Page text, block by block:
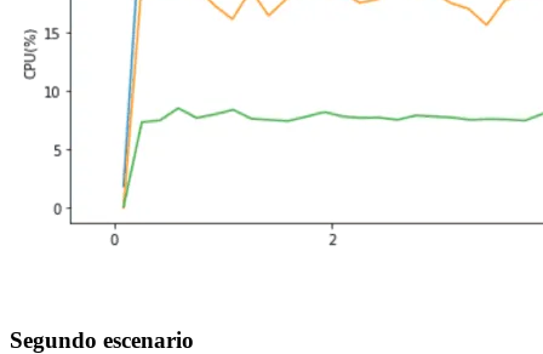
Segundo escenario